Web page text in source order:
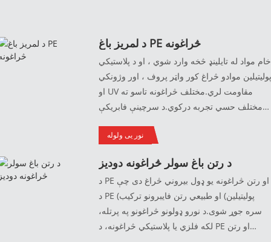
د لمریز باغ PE څراغونه
خام مواد له تایلینډ څخه وارد شوي ، او د پلاستيکي
موادو څراغ کور واټر پروف ، اور وژونکي
او UV مقاومت لري.مختلف څراغونه تاسو ته
مختلف حسي تجربه درکوي.د سرچینې فابریکې
ملاتړ سره.که تاسو مطمئن نه یاست، تاسو کولی
نور یی ولوله
د رتن باغ سولر څراغونه دودیز
د PE او رتن څراغونه یو ډول بیروني څراغ دی چې
د PE (پولیتیلین) او طبیعي رتن فایبرونو ترکیب
سره جوړ شوی.د نورو ډولونو څراغونو په پرتله،
لکه فلزي یا پلاستيکي څراغونه، د PE او رتن